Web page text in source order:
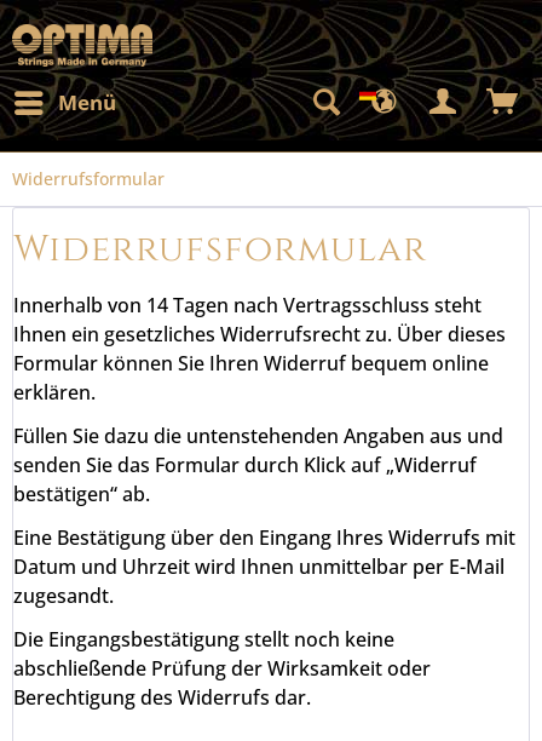
Menü
Widerrufsformular
Widerrufsformular
Innerhalb von 14 Tagen nach Vertragsschluss steht
Ihnen ein gesetzliches Widerrufsrecht zu. Über dieses
Formular können Sie Ihren Widerruf bequem online
erklären.
Füllen Sie dazu die untenstehenden Angaben aus und
senden Sie das Formular durch Klick auf „Widerruf
bestätigen“ ab.
Eine Bestätigung über den Eingang Ihres Widerrufs mit
Datum und Uhrzeit wird Ihnen unmittelbar per E-Mail
zugesandt.
Die Eingangsbestätigung stellt noch keine
abschließende Prüfung der Wirksamkeit oder
Berechtigung des Widerrufs dar.